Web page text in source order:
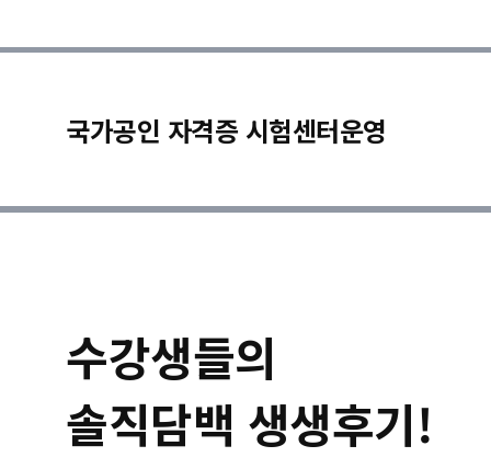
국가공인 자격증 시험센터운영
수강생들의
솔직담백 생생후기!